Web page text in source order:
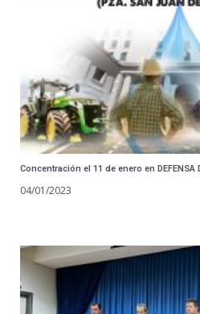
Concentración el 11 de enero en DEFENSA
04/01/2023